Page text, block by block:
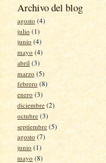
Archivo del blog
agosto (4)
julio (1)
junio (4)
mayo (4)
abril (3)
marzo (5)
febrero (8)
enero (3)
diciembre (2)
octubre (3)
septiembre (5)
agosto (7)
junio (1)
mayo (8)